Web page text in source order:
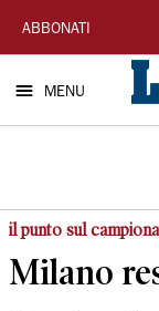
La
Nuova
Sardegna
ABBONATI
MENU
il punto sul
Milano